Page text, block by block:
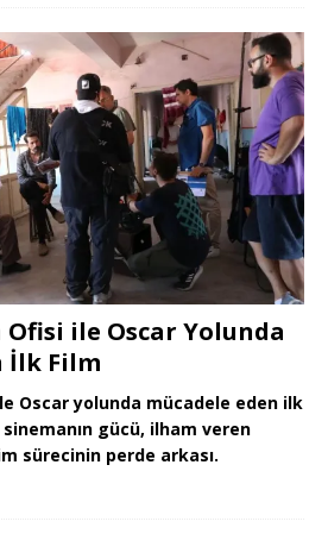
ile Oscar Yolunda
İlk Film
Oscar yolunda mücadele eden ilk
gücü, ilham veren
sürecinin perde arkası.